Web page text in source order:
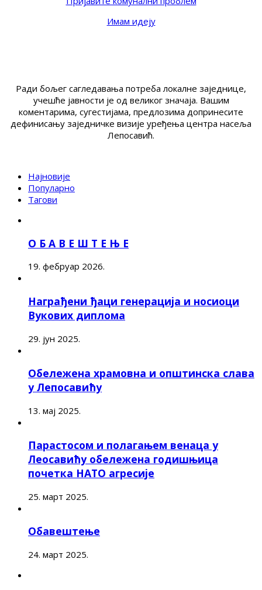
Имам идеју
Ради бољег сагледавања потреба локалне заједнице,
учешће јавности је од великог значаја. Вашим
коментарима, сугестијама, предлозима допринесите
дефинисању заједничке визије уређења центра насеља
Лепосавић.
Најновије
Популарно
Тагови
О Б А В Е Ш Т Е Њ Е
19. фебруар 2026.
Награђени ђаци генерација и носиоци
Вукових диплома
29. јун 2025.
Обележена храмовна и општинска слава
у Лепосавићу
13. мај 2025.
Парастосом и полагањем венаца у
Леосавићу обележена годишњица
почетка НАТО агресије
25. март 2025.
Обавештење
24. март 2025.